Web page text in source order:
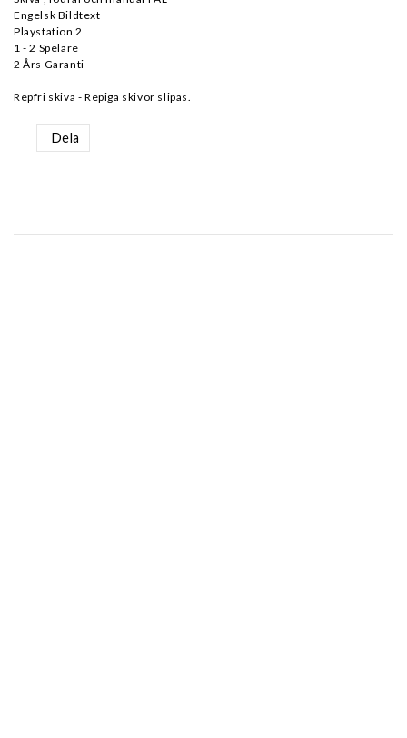
Engelsk Bildtext
Playstation 2
1 - 2 Spelare
2 Års Garanti
Repfri skiva - Repiga skivor slipas.
Dela